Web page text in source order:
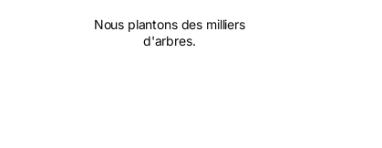
Nous plantons des milliers
d'arbres.